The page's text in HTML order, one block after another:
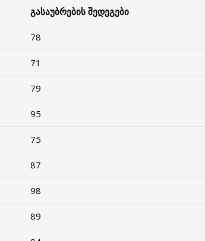
გასაუბრების შედეგები
78
71
79
95
75
87
98
89